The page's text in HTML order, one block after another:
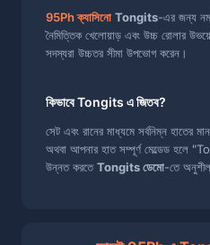
95Ph ক্যাসিনো Tongits-এর জন্য
নৈমিত্তিক খেলোয়াড় এবং উচ্চ রোলার
সদস্যরা উচ্চতর সীমা উপভোগ করেন।
কিভাবে Tongits এ জিতব?
সেট এবং রানের মাধ্যমে সর্বনিম্ন হাতের
অথবা আপনার হাত সম্পূর্ণ মেল্ডেড
উন্নত করতেTongits ডেমো-তে